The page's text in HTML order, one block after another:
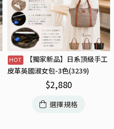
【獨家新品】日系頂級手工
皮革英國淑女包-3色(3239)
$2,880
選擇規格